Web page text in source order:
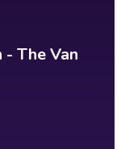
The Van